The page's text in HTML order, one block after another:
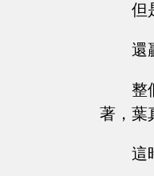
但
還
整
著，葉
這